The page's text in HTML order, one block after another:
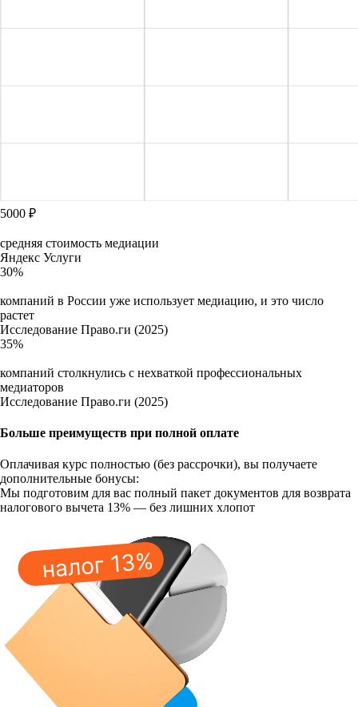
5000 ₽
средняя стоимость медиации
Яндекс Услуги
30%
компаний в России уже использует медиацию, и это число
растет
Исследование Право.ги (2025)
35%
компаний столкнулись с нехваткой профессиональных
медиаторов
Исследование Право.ги (2025)
Больше преимуществ при полной оплате
Оплачивая курс полностью (без рассрочки), вы получаете
дополнительные бонусы:
Мы подготовим для вас полный пакет документов для возврата
налогового вычета 13% — без лишних хлопот